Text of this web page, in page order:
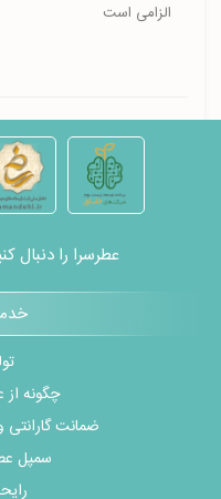
الزامی است
عطرسرا را دنبال
چگونه از
ضمانت گارانتی
سمپل